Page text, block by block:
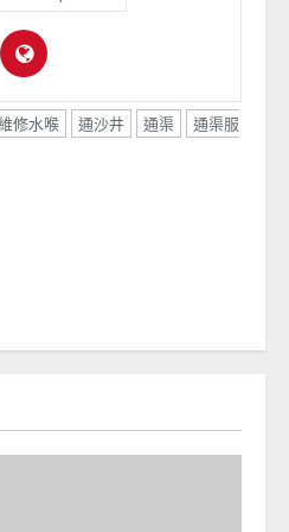
修水喉 通沙井 通渠
通渠服